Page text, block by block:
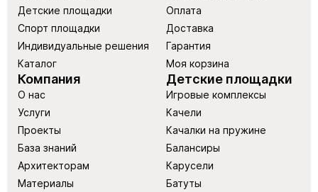
Детские площадки
Спорт площадки
Индивидуальные решения
Каталог
Оплата
Доставка
Гарантия
Моя корзина
Компания
О нас
Услуги
Проекты
База знаний
Архитекторам
Материалы
Детские площадки
Игровые комплексы
Качели
Качалки на пружине
Балансиры
Карусели
Батуты